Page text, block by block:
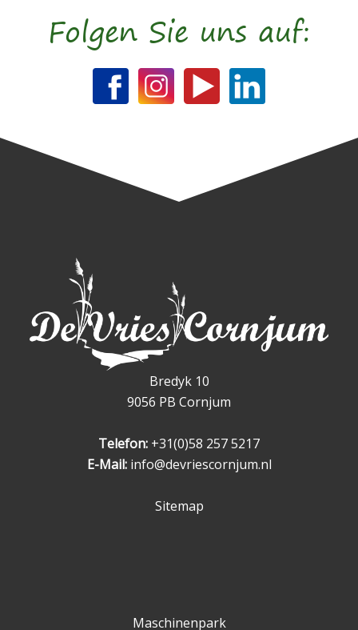
Folgen Sie uns auf:
Bredyk 10
9056 PB Cornjum
Telefon: +31(0)58 257 5217
E-Mail: info@devriescornjum.nl
Sitemap
Maschinenpark